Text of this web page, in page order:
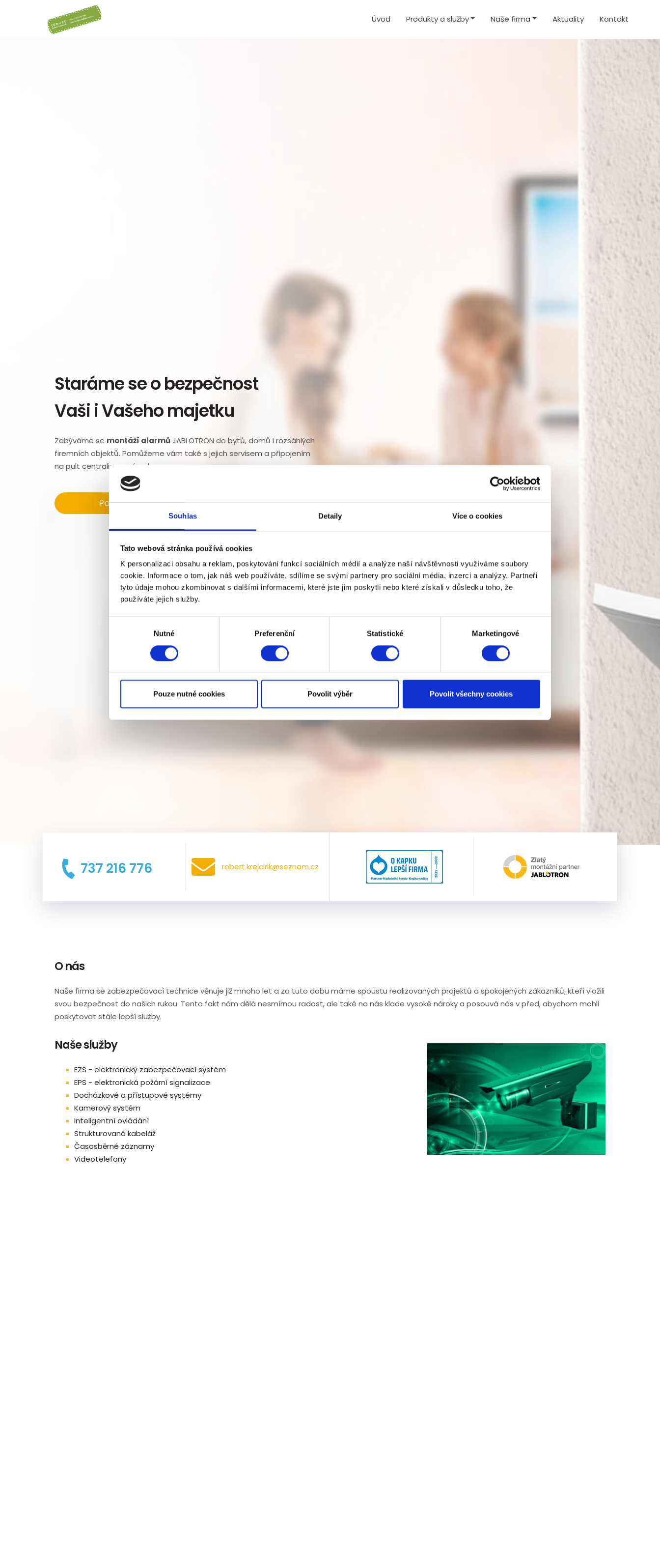
Souhlas Detaily Více o cookies
Tato webová stránka používá cookies
K personalizaci obsahu a reklam, poskytování funkcí sociálních médií a analýze naší návštěvnosti využíváme soubory
cookie. Informace o tom, jak náš web používáte, sdílíme se svými partnery pro sociální média, inzerci a analýzy. Partneři
tyto údaje mohou zkombinovat s dalšími informacemi, které jste jim poskytli nebo které získali v důsledku toho, že
používáte jejich služby.
Nutné Preferenční Statistické Marketingové
Pouze nutné cookies Povolit výběr Povolit všechny cookies
Úvod Produkty a služby Naše firma Aktuality Kontakt
Staráme se o bezpečnost
Vaši i Vašeho majetku
Zabýváme se montáží alarmůJABLOTRON do bytů, domů i rozsáhlých
firemních objektů. Pomůžeme vám také s jejich servisem a připojením
na pult centralizované ochrany.
Poptat
737 216 776 robert.krejcirik@seznam.cz
O nás
Naše firma se zabezpečovací technice věnuje již mnoho let a za tuto dobu máme spoustu realizovaných projektů a spokojených zákazníků, kteří vložili
svou bezpečnost do našich rukou. Tento fakt nám dělá nesmírnou radost, ale také na nás klade vysoké nároky a posouvá nás v před, abychom mohli
poskytovat stále lepší služby.
Naše služby
EZS - elektronický zabezpečovací systém
EPS - elektronická požární signalizace
Docházkové a přístupové systémy
Kamerový systém
Inteligentní ovládání
Strukturovaná kabeláž
Časosběrné záznamy
Videotelefony